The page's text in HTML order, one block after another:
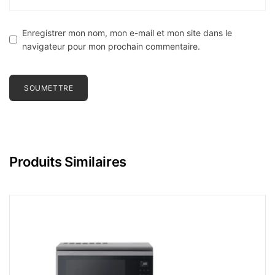
Enregistrer mon nom, mon e-mail et mon site dans le
navigateur pour mon prochain commentaire.
Produits Similaires